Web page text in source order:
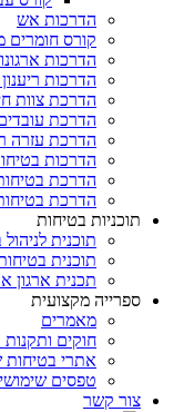
הדרכות אש
קורס חומרים
הדרכות
הדרכות
הדרכת צוות
הדרכת
הדרכת עזרה
הדרכות
הדרכת
הדרכת בטיחות
תוכניות בטיחות
תוכנית
תוכנית
תכנית ארגון
ספרייה מקצועית
מאמרים
חוקים
אתרי בטיחות
טפסים
צור קשר